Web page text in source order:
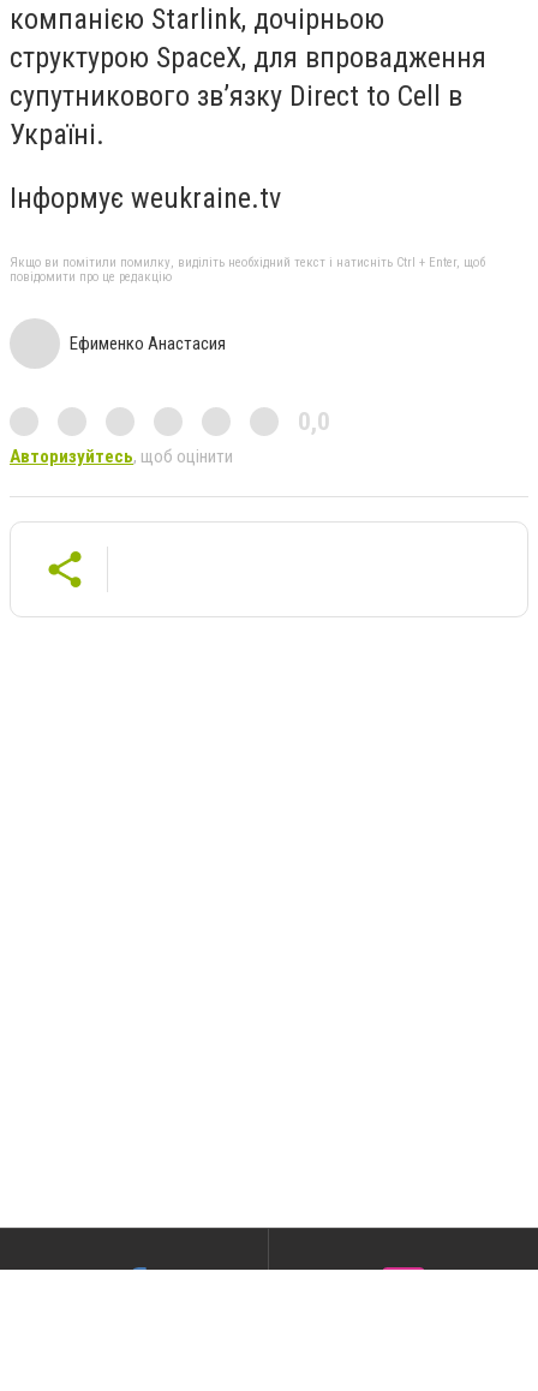
компанією Starlink, дочірньою
структурою SpaceX, для впровадження
супутникового зв’язку Direct to Cell в
Україні.
Інформує weukraine.tv
Якщо ви помітили помилку, виділіть необхідний текст і натисніть Ctrl + Enter, щоб
повідомити про це редакцію
Ефименко Анастасия
0,0
Авторизуйтесь, щоб оцінити